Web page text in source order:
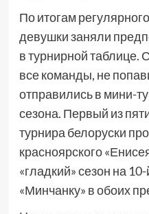
По итогам
девушки заняли
в турнирной таблице.
все команды, не
отправились в мини-
сезона. Первый из
турнира белоруски
красноярского
«гладкий» сезон на
«Минчанку» в обоих